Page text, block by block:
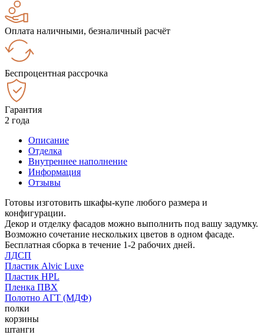
Оплата наличными, безналичный расчёт
Беспроцентная рассрочка
Гарантия
2 года
Описание
Отделка
Внутреннее наполнение
Информация
Отзывы
Готовы изготовить шкафы-купе любого размера и
конфигурации.
Декор и отделку фасадов можно выполнить под вашу задумку.
Возможно сочетание нескольких цветов в одном фасаде.
Бесплатная сборка в течение 1-2 рабочих дней.
ЛДСП
Пластик Alvic Luxe
Пластик HPL
Пленка ПВХ
Полотно АГТ (МДФ)
полки
корзины
штанги